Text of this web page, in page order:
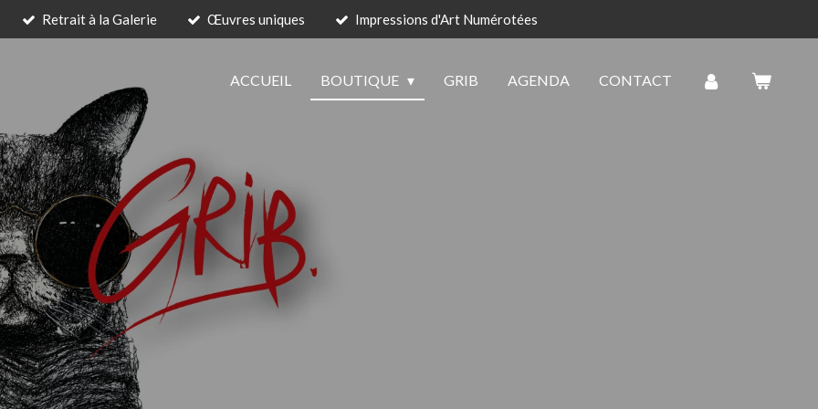
Retrait à la Galerie Œuvres uniques Impressions d'Art Numérotées
ACCUEIL BOUTIQUE GRIB AGENDA CONTACT